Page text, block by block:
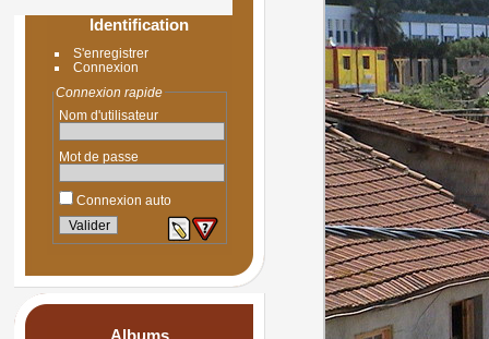
Identification
S'enregistrer
Connexion
Connexion rapide
Nom d'utilisateur
Mot de passe
Connexion auto
Albums